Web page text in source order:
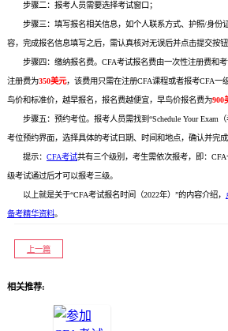
步骤二：报考人员需要选择考试窗口；
步骤三：填写报名相关信息，如个人联系方式、护照/身份
容，完成报名信息填写之后，需认真核对无误后并点击提交按钮
步骤四：缴纳报名费。CFA考试报名费由一次性注册费和考
注册费为350美元，该费用只需在注册CFA课程或者报考CFA一
鸟价和标准价，越早报名，报名费越便宜，早鸟价报名费为900
步骤五：预约考位。报考人员需找到“Schedule Your Exam
考位预约界面，选择具体的考试日期、时间和地点，确认并完成
提示： CFA考试共有三个级别，考生需依次报考，即：
级考试通过后才可以报考三级。
以上就是关于“CFA考试报名时间（2022年）”的内容介绍，
备考精华资料。
上一篇
相关推荐: